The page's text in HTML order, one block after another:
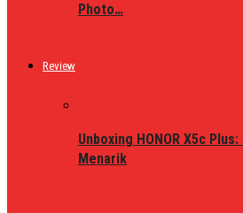
Photo…
Review
Unboxing HONOR X5c
Menarik